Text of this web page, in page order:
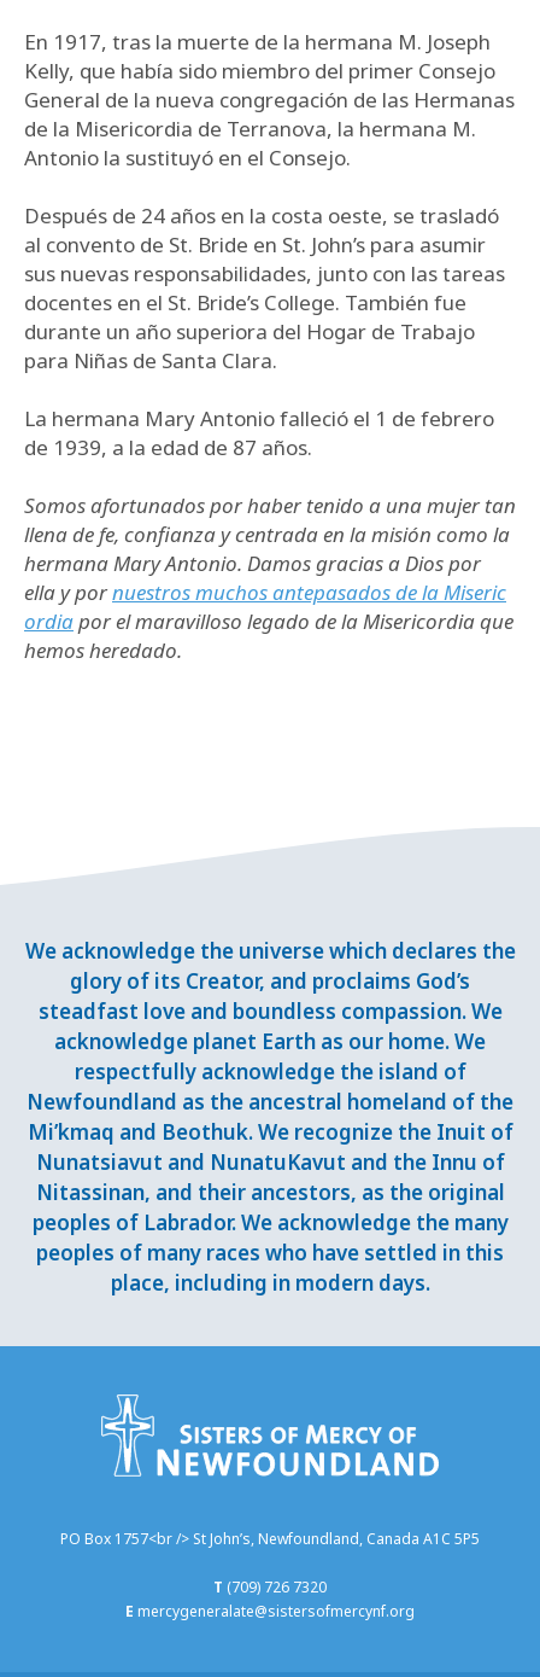
En 1917, tras la muerte de la hermana M. Joseph
Kelly, que había sido miembro del primer Consejo
General de la nueva congregación de las Hermanas
de la Misericordia de Terranova, la hermana M.
Antonio la sustituyó en el Consejo.
Después de 24 años en la costa oeste, se trasladó
al convento de St. Bride en St. John’s para asumir
sus nuevas responsabilidades, junto con las tareas
docentes en el St. Bride’s College. También fue
durante un año superiora del Hogar de Trabajo
para Niñas de Santa Clara.
La hermana Mary Antonio falleció el 1 de febrero
de 1939, a la edad de 87 años.
Somos afortunados por haber tenido a una mujer tan
llena de fe, confianza y centrada en la misión como la
hermana Mary Antonio. Damos gracias a Dios por
ella y pornuestros muchos antepasados de la Miseric
ordiapor el maravilloso legado de la Misericordia que
hemos heredado.
We acknowledge the universe which declares the
glory of its Creator, and proclaims God’s
steadfast love and boundless compassion. We
acknowledge planet Earth as our home. We
respectfully acknowledge the island of
Newfoundland as the ancestral homeland of the
Mi’kmaq and Beothuk. We recognize the Inuit of
Nunatsiavut and NunatuKavut and the Innu of
Nitassinan, and their ancestors, as the original
peoples of Labrador. We acknowledge the many
peoples of many races who have settled in this
place, including in modern days.
PO Box 1757<br /> St John’s, Newfoundland, Canada A1C 5P5
T (709) 726 7320
E mercygeneralate@sistersofmercynf.org